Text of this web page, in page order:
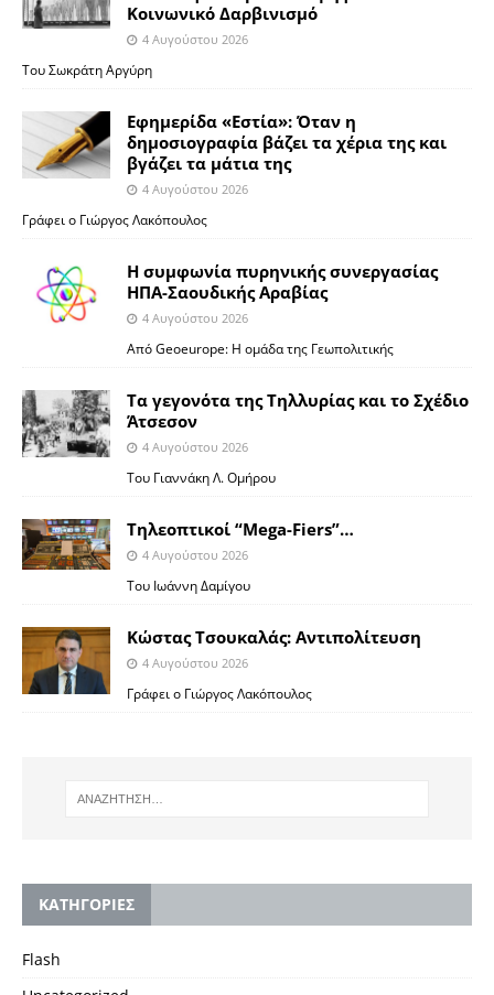
Κοινωνικό Δαρβινισμό
4 Αυγούστου 2026
Του Σωκράτη Αργύρη
Εφημερίδα «Εστία»: Όταν η
δημοσιογραφία βάζει τα χέρια της και
βγάζει τα μάτια της
4 Αυγούστου 2026
Γράφει ο Γιώργος Λακόπουλος
Η συμφωνία πυρηνικής συνεργασίας
ΗΠΑ-Σαουδικής Αραβίας
4 Αυγούστου 2026
Από Geoeurope: H ομάδα της Γεωπολιτικής
Τα γεγονότα της Τηλλυρίας και το Σχέδιο
Άτσεσον
4 Αυγούστου 2026
Toυ Γιαννάκη Λ. Ομήρου
Tηλεοπτικοί “Mega-Fiers”…
4 Αυγούστου 2026
Toυ Ιωάννη Δαμίγου
Κώστας Τσουκαλάς: Αντιπολίτευση
4 Αυγούστου 2026
Γράφει ο Γιώργος Λακόπουλος
KΑΤΗΓΟΡΙΕΣ
Flash